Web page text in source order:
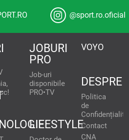
@sport.ro.oficial
JOBURI
PRO
Job-uri
disponibile
PRO•TV
LIFESTYLE
VOYO
DESPRE
Politica
de
Contact
CNA